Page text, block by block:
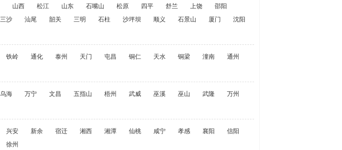
山西 松江 山东 石嘴山 松原 四平 舒兰 上饶
邵阳
三沙 汕尾 韶关 三明 石柱 沙坪坝 顺义 石景山 厦门
沈阳
铁岭 通化 泰州 天门 屯昌 铜仁 天水 铜梁 潼南
通州
乌海 万宁 文昌 五指山 梧州 武威 巫溪 巫山 武隆
万州
兴安 新余 宿迁 湘西 湘潭 仙桃 咸宁 孝感 襄阳
信阳
徐州